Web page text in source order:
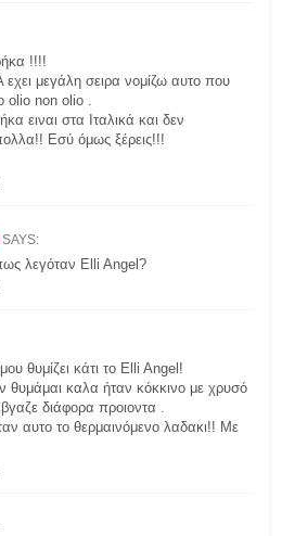
!!!!
εχει μεγάλη σειρα νομίζω αυτο που
olio non olio .
ειναι στα Ιταλικά και δεν
Εσύ όμως ξέρεις!!!
SAYS:
λεγόταν Elli Angel?
θυμίζει κάτι το Elli Angel!
θυμάμαι καλα ήταν κόκκινο με χρυσό
διάφορα προιοντα .
αυτο το θερμαινόμενο λαδακι!! Με